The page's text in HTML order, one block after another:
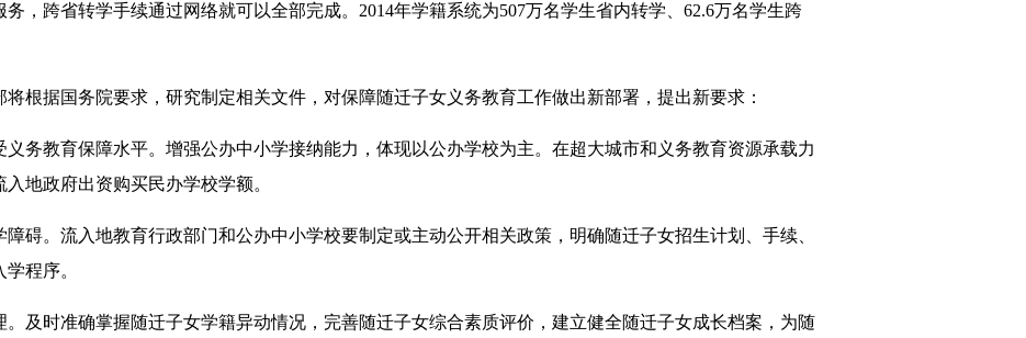
，跨省转学手续通过网络就可以全部完成。2014年学籍系统为507万名学生省内转学、62.6万名学生跨
据国务院要求，研究制定相关文件，对保障随迁子女义务教育工作做出新部署，提出新要求：
教育保障水平。增强公办中小学接纳能力，体现以公办学校为主。在超大城市和义务教育资源承载力
地政府出资购买民办学校学额。
。流入地教育行政部门和公办中小学校要制定或主动公开相关政策，明确随迁子女招生计划、手续、
程序。
时准确掌握随迁子女学籍异动情况，完善随迁子女综合素质评价，建立健全随迁子女成长档案，为随